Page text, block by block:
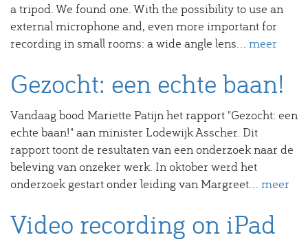
a tripod. We found one. With the possibility to use an
external microphone and, even more important for
recording in small rooms: a wide angle lens... meer
Gezocht: een echte baan!
Vandaag bood Mariette Patijn het rapport "Gezocht: een
echte baan!" aan minister Lodewijk Asscher. Dit
rapport toont de resultaten van een onderzoek naar de
beleving van onzeker werk. In oktober werd het
onderzoek gestart onder leiding van Margreet... meer
Video recording on iPad